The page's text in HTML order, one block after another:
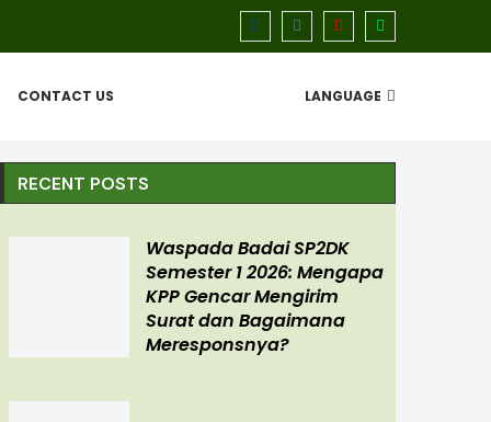
CONTACT US LANGUAGE
RECENT POSTS
Waspada Badai SP2DK
Semester 1 2026: Mengapa
KPP Gencar Mengirim
Surat dan Bagaimana
Meresponsnya?